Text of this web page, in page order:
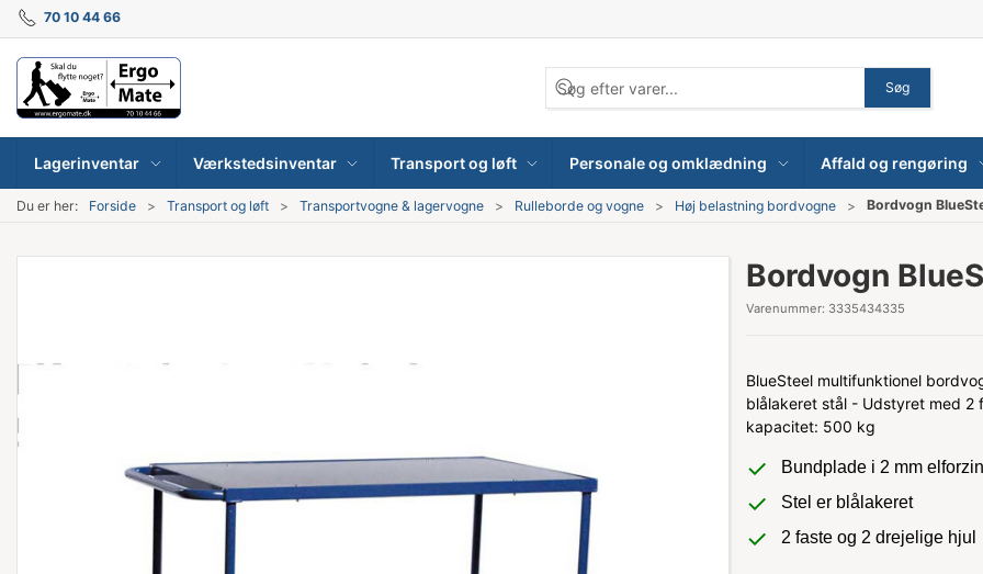
70 10 44 66
Søg
Lagerinventar Værkstedsinventar Transport og løft Personale og omklædning Affald og rengøring
Du er her: Forside Transport og løft Transportvogne & lagervogne Rulleborde og vogne Høj belastning bordvogne Bordvogn
Bordvogn
Varenummer: 3335434335
BlueSteel multifunktionel
blålakeret stål - Udstyret med 2
kapacitet: 500 kg
Bundplade i 2 mm
Stel er blålakeret
2 faste og 2 drejelige hjul